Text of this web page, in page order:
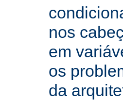
nos
em
os
da